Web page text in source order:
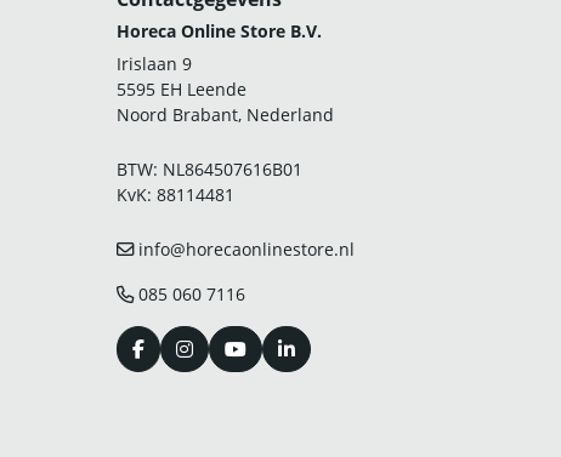
Horeca Online Store B.V.
Irislaan 9
5595 EH Leende
Noord Brabant, Nederland
BTW: NL864507616B01
KvK: 88114481
info@horecaonlinestore.nl
085 060 7116